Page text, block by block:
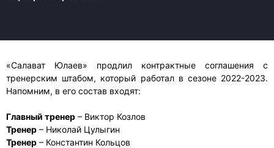
«Салават Юлаев» продлил контрактные соглашения с
тренерским штабом, который работал в сезоне 2022-2023.
Напомним, в его состав входят:
Главный тренер – Виктор Козлов
Тренер – Николай Цулыгин
Тренер – Константин Кольцов